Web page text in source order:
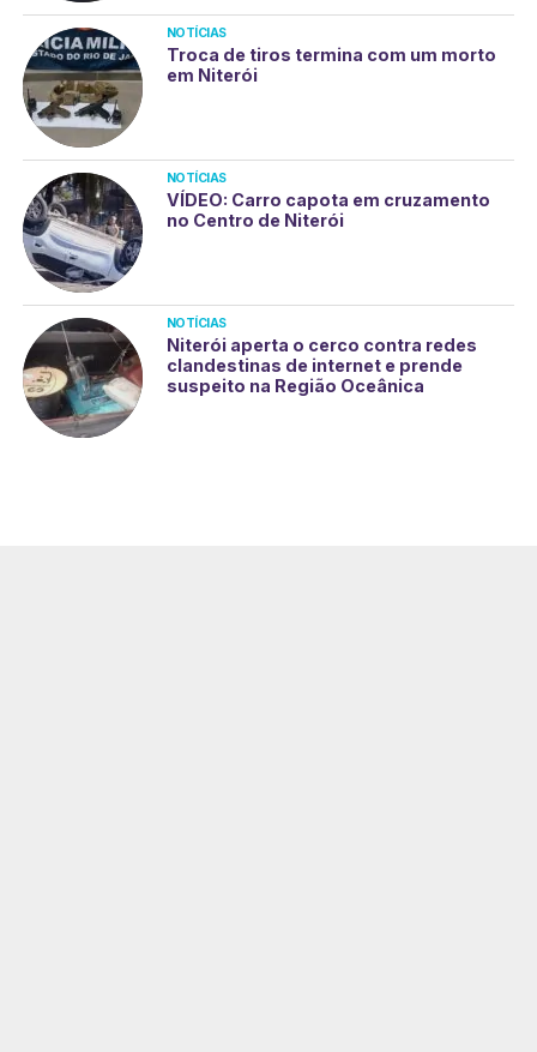
NOTÍCIAS
Troca de tiros termina com um morto
em Niterói
NOTÍCIAS
VÍDEO: Carro capota em cruzamento
no Centro de Niterói
NOTÍCIAS
Niterói aperta o cerco contra redes
clandestinas de internet e prende
suspeito na Região Oceânica